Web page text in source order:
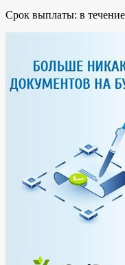
Срок выплаты: в